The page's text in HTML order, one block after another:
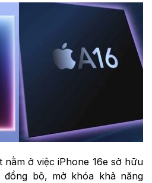
ở việc iPhone 16e sở hữu
đồng bộ, mở khóa khả năng